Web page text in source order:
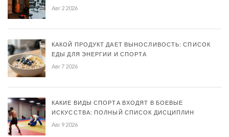
Авг 2 2026
КАКОЙ ПРОДУКТ ДАЕТ ВЫНОСЛИВОСТЬ: СПИСОК
ЕДЫ ДЛЯ ЭНЕРГИИ И СПОРТА
Авг 7 2026
КАКИЕ ВИДЫ СПОРТА ВХОДЯТ В БОЕВЫЕ
ИСКУССТВА: ПОЛНЫЙ СПИСОК ДИСЦИПЛИН
Авг 9 2026